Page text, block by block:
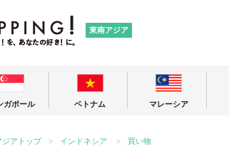
東南アジア
ガポール ベトナム マレーシア
ジアトップ インドネシア 買い物